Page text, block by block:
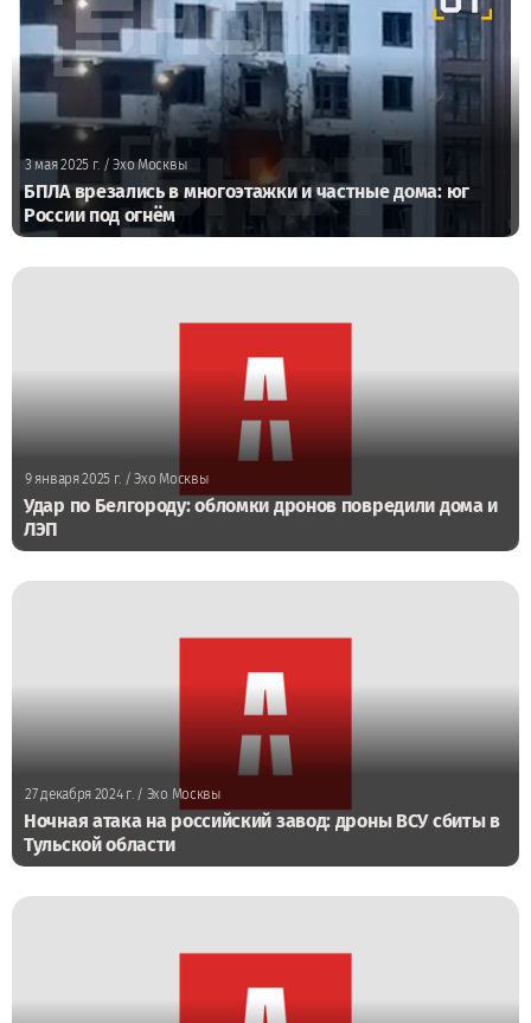
3 мая 2025 г. / Эхо Москвы
БПЛА врезались в многоэтажки и частные дома: юг
России под огнём
9 января 2025 г. / Эхо Москвы
Удар по Белгороду: обломки дронов повредили дома и
ЛЭП
27 декабря 2024 г./ Эхо Москвы
Ночная атака на российский завод: дроны ВСУ сбиты в
Тульской области